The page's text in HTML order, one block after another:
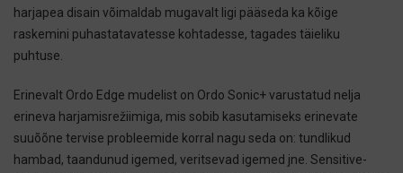
harjapea disain võimaldab mugavalt ligi pääseda ka kõige
raskemini puhastatavatesse kohtadesse, tagades täieliku
puhtuse.
Erinevalt Ordo Edge mudelist on Ordo Sonic+ varustatud nelja
erineva harjamisrežiimiga, mis sobib kasutamiseks erinevate
suuõõne tervise probleemide korral nagu seda on: tundlikud
hambad, taandunud igemed, veritsevad igemed jne. Sensitive-